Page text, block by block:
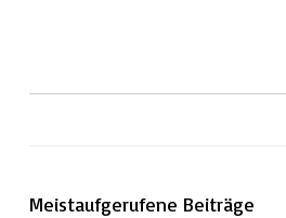
Meistaufgerufene Beiträge